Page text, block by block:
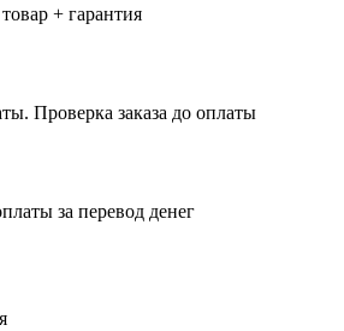
+ гарантия
Проверка заказа до оплаты
за перевод денег